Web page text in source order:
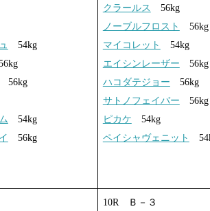
54kg
56kg
54kg
56kg
クラールス
56kg
ノーブルフロスト
56kg
マイコレット
54kg
エイシンレーザー 56kg
ハコダテジョー 56kg
サトノフェイバー 56kg
ピカケ 54kg
ペイシャヴェニット
10R Ｂ－３